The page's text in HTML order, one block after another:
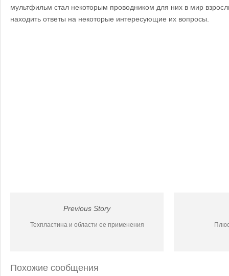
мультфильм стал некоторым проводником для них в мир
находить ответы на некоторые интересующие их вопросы.
Previous Story
Техпластина и области ее применения
Похожие сообщения